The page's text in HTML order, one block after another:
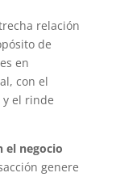
relación
de
en
con el
el rinde
el negocio
genere